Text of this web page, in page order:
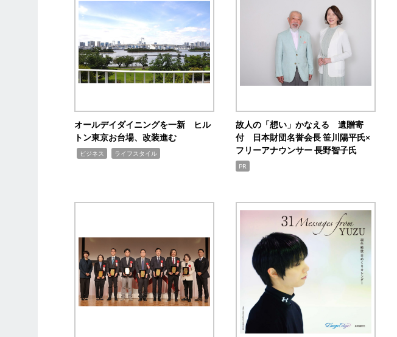
オールデイダイニングを一新 ヒル
トン東京お台場、改装進む
ビジネス ライフスタイル
故人の「想い」かなえる 遺贈寄
付 日本財団名誉会長 笹川陽平氏×
フリーアナウンサー 長野智子氏
PR